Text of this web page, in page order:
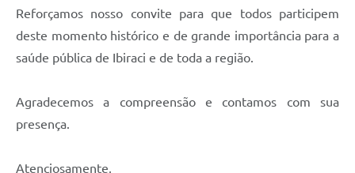
Reforçamos nosso convite para que todos participem
deste momento histórico e de grande importância para a
saúde pública de Ibiraci e de toda a região.
Agradecemos a compreensão e contamos com sua
presença.
Atenciosamente,